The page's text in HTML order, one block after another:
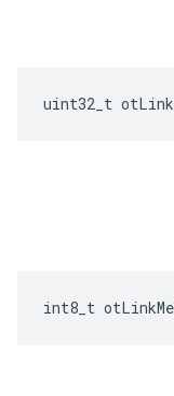
uint32_t
int8_t